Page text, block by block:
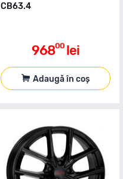
CB63.4
96800 lei
Adaugă în coș